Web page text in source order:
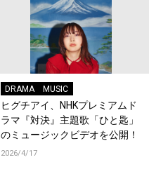
DRAMA MUSIC
ヒグチアイ、NHKプレミアムド
ラマ『対決』主題歌「ひと匙」
のミュージックビデオを公開！
2026/4/17